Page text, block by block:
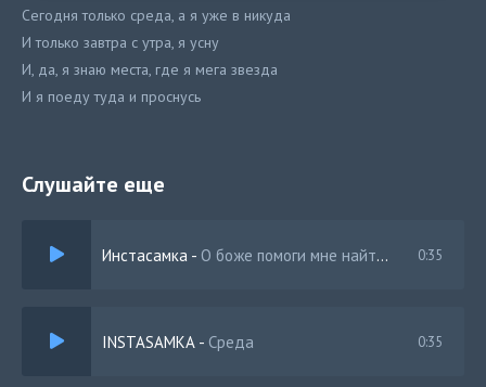
Сегодня только среда, а я уже в никуда
И только завтра с утра, я усну
И, да, я знаю места, где я мега звезда
И я поеду туда и проснусь
Где мои ключи? Я потеряла мобильник
Я прорываюсь среди сотни людей
Слушайте еще
Инстасамка - О боже помоги мне найти свой напиток 0:35
INSTASAMKA - Среда 0:35